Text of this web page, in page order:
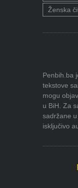
Ženska
Penbih.ba
tekstove
mogu
u BiH. Za
sadržane
isključivo